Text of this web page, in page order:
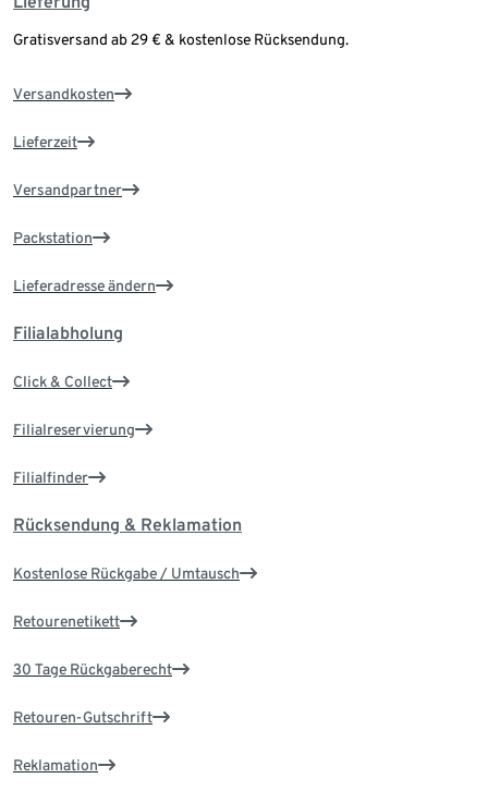
Gratisversand ab 29 € & kostenlose Rücksendung.
Versandkosten
Lieferzeit
Versandpartner
Packstation
Lieferadresse ändern
Filialabholung
Click & Collect
Filialreservierung
Filialfinder
Rücksendung & Reklamation
Kostenlose Rückgabe / Umtausch
Retourenetikett
30 Tage Rückgaberecht
Retouren-Gutschrift
Reklamation